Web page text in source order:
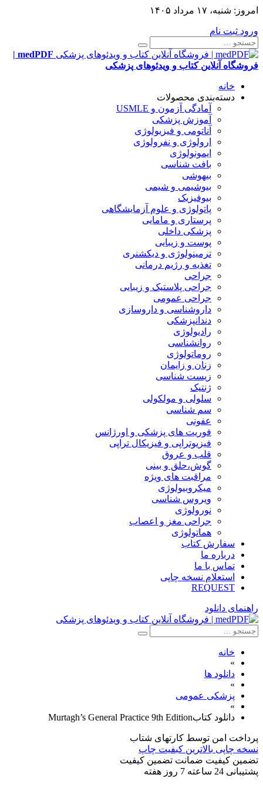
امروز: شنبه، ۱۷ مرداد ۱۴۰۵
ورود ثبت نام
medPDF |
فروشگاه آنلاین کتاب و ویدئوهای پزشکی
خانه
دسته‌بندی محصولات
آمادگی آزمون و USMLE
آموزش پزشکی
آناتومی و فیزیولوژی
ارولوژی و نفرولوژی
ایمونولوژی
بافت شناسی
بیهوشی
بیوشیمی و شیمی
بیوفیزیک
پاتولوژی و علوم آزمایشگاهی
پرستاری و مامایی
پزشکی داخلی
پوست و زیبایی
ترمینولوژی و دیکشنری
تغذیه و رژیم درمانی
جراحی
جراحی پلاستیک و زیبایی
جراحی عمومی
داروشناسی و داروسازی
دندانپزشکی
رادیولوژی
روانشناسی
روماتولوژی
زنان و زایمان
زیست شناسی
ژنتیک
سلولی و مولکولی
سم شناسی
عفونی
فوریت های پزشکی و اورژانس
فیزیوتراپی و فیزیکال تراپی
قلب و عروق
گوش،حلق و بینی
مراقبت های ویژه
میکروبیولوژی
ویروس شناسی
نورولوژی
جراحی مغز و اعصاب
هماتولوژی
سفارش کتاب
درباره ما
تماس با ما
استعلام نسخه چاپی
REQUEST
راهنمای دانلود
خانه
»
دانلود ها
»
پزشکی عمومی
»
دانلود كتابMurtagh’s General Practice 9th Edition
پرداخت امن توسط کارتهای شتاب
نسخه چاپی بالاترین کبفیت چاپ
تضمین کیفیت ضمانت تضمین کیفیت
پشتیبانی 24 ساعته 7 روز هفته